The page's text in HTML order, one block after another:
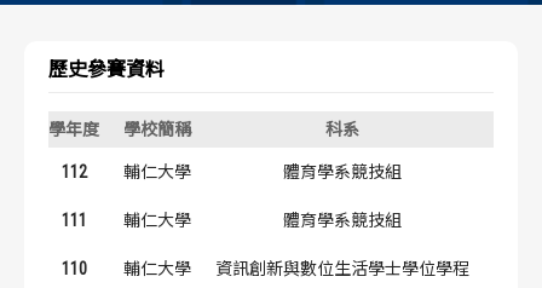
歷屆冠軍
歷屆個人獎得主
歷屆冠軍
歷屆個人獎得主
歷史參賽資料
學年度 學校簡稱 科系
112 輔仁大學 體育學系競技組
111 輔仁大學 體育學系競技組
110 輔仁大學 資訊創新與數位生活學士學位學程